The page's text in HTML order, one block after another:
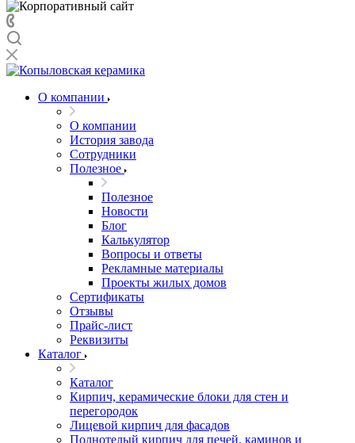
О компании
О компании
История завода
Сотрудники
Полезное
Полезное
Новости
Блог
Калькулятор
Вопросы и ответы
Рекламные материалы
Проекты жилых домов
Сертификаты
Отзывы
Прайс-лист
Реквизиты
Каталог
Каталог
Кирпич, керамические блоки для стен и
перегородок
Лицевой кирпич для фасадов
Полнотелый кирпич для печей, каминов и